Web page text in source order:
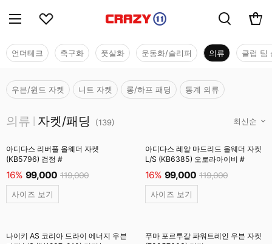
언더테크 축구화 풋살화 운동화/슬리퍼 의류 클럽 팀
우븐/윈드 자켓 니트 자켓 롱/하프 패딩 동계 의류
의류 자켓/패딩 (139)
아디다스 리버풀 올웨더 자켓
(KB5796) 검정 #
16% 99,000 119,000
사이즈 보기
아디다스 레알 마드리드 올웨더 자켓
L/S (KB6385) 오로라아이비 #
16% 99,000 119,000
사이즈 보기
나이키 AS 코리아 드라이 에너지 우븐
푸마 포르투갈 파워트레인 우븐 자켓